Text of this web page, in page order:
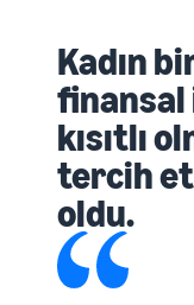
Kadın
finansal
kısıtlı
tercih
oldu.